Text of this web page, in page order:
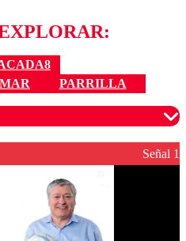
PARRILLA
para garantizar un
respetuoso.
Señal 1